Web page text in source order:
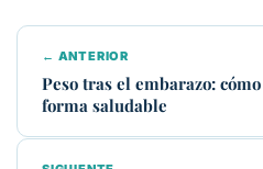
← ANTERIOR
Peso tras el embarazo:
forma saludable